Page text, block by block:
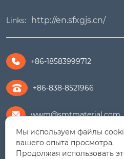
Links: http://en.sfxgjs.cn/
 +86-18583999712
+86-838-8521966
 wwm@smtmaterial.com
 279391575@qq.com
Мы используем файлы
вашего опыта просмотра.
Продолжая использовать